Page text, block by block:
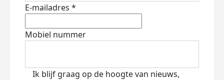
E-mailadres *
Mobiel nummer
Ik blijf graag op de hoogte van nieuws,